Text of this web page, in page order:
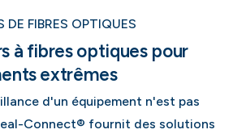
DE FIBRES OPTIQUES
à fibres optiques pour
extrêmes
d'un équipement n'est pas
Connect® fournit des solutions